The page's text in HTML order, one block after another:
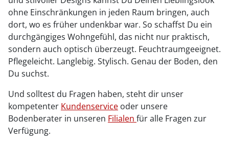
ohne Einschränkungen in jeden Raum bringen, auch
dort, wo es früher undenkbar war. So schaffst Du ein
durchgängiges Wohngefühl, das nicht nur praktisch,
sondern auch optisch überzeugt. Feuchtraumgeeignet.
Pflegeleicht. Langlebig. Stylisch. Genau der Boden, den
Du suchst.
Und solltest du Fragen haben, steht dir unser
kompetenter Kundenservice oder unsere
Bodenberater in unseren Filialen für alle Fragen zur
Verfügung.